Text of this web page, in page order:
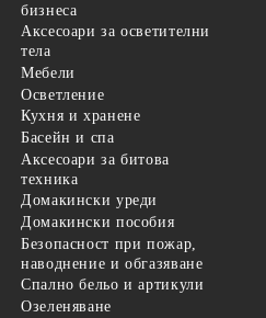
бизнеса
Аксесоари за осветителни
тела
Мебели
Осветление
Кухня и хранене
Басейн и спа
Аксесоари за битова
техника
Домакински уреди
Домакински пособия
Безопасност при пожар,
наводнение и обгазяване
Спално бельо и артикули
Озеленяване